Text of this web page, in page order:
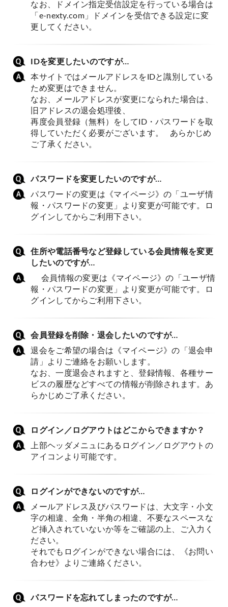
なお、ドメイン指定受信設定を行っている場合は
「e-nexty.com」ドメインを受信できる設定に変
更してください。
IDを変更したいのですが…
本サイトではメールアドレスをIDと識別している
ため変更はできません。
なお、メールアドレスが変更になられた場合は、
旧アドレスの退会処理後、
再度会員登録（無料）をしてID・パスワードを取
得していただく必要がございます。 あらかじめ
ご了承ください。
パスワードを変更したいのですが…
パスワードの変更は《マイページ》の「ユーザ情
報・パスワードの変更」より変更が可能です。ロ
グインしてからご利用下さい。
住所や電話番号など登録している会員情報を変更
したいのですが…
会員情報の変更は《マイページ》の「ユーザ情
報・パスワードの変更」より変更が可能です。ロ
グインしてからご利用下さい。
会員登録を削除・退会したいのですが…
退会をご希望の場合は《マイページ》の「退会申
請」よりご連絡をお願いします。
なお、一度退会されますと、登録情報、各種サー
ビスの履歴などすべての情報が削除されます。あ
らかじめご了承ください。
ログイン／ログアウトはどこからできますか？
上部ヘッダメニュにあるログイン／ログアウトの
アイコンより可能です。
ログインができないのですが…
メールアドレス及びパスワードは、大文字・小文
字の相違、全角・半角の相違、不要なスペースな
ど挿入されていないか等をご確認の上、ご入力く
ださい。
それでもログインができない場合には、《お問い
合わせ》よりご連絡ください。
パスワードを忘れてしまったのですが…